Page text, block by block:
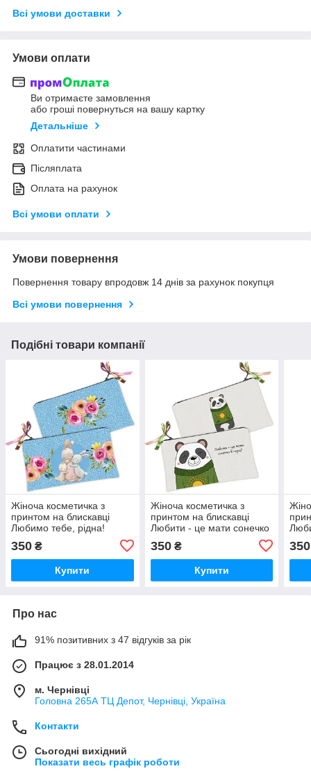
Всі умови доставки
Умови оплати
Ви отримаєте замовлення
або гроші повернуться на вашу картку
Детальніше
Оплатити частинами
Післяплата
Оплата на рахунок
Всі умови оплати
Умови повернення
Повернення товару впродовж 14 днів за рахунок покупця
Всі умови повернення
Подібні товари компанії
Жіноча косметичка з
принтом на блискавці
Любимо тебе, рідна!
350 ₴
Купити
Жіноча косметичка з
принтом на блискавці
Любити - це мати сонечко
350₴
Купити
см
350
Про нас
91% позитивних з 47 відгуків за рік
Працює з 28.01.2014
м. Чернівці
Головна 265А ТЦ Депот, Чернівці, Україна
Контакти
Сьогодні вихідний
Показати весь графік роботи